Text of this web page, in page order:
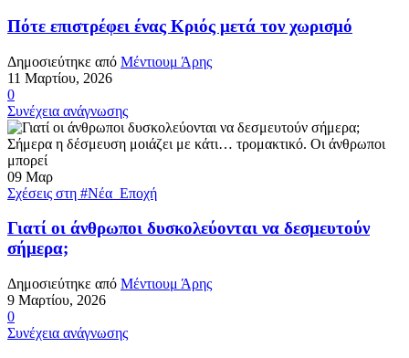
Πότε επιστρέφει ένας Κριός μετά τον χωρισμό
Δημοσιεύτηκε από Μέντιουμ Άρης
11 Μαρτίου, 2026
0
Συνέχεια ανάγνωσης
09 Μαρ
Σχέσεις στη #Νέα_Εποχή
Γιατί οι άνθρωποι δυσκολεύονται να δεσμευτούν
σήμερα;
Δημοσιεύτηκε από Μέντιουμ Άρης
9 Μαρτίου, 2026
0
Συνέχεια ανάγνωσης